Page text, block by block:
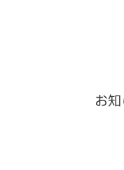
お